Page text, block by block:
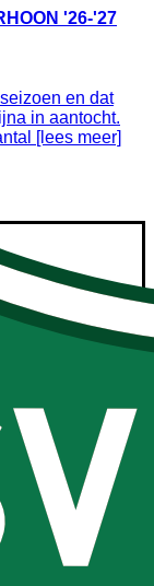
'26-'27
en dat
in aantocht.
[lees meer]